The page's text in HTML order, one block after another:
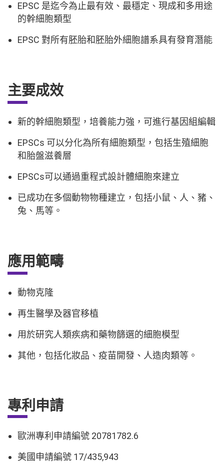
EPSC 是迄今為止最有效、最穩定、現成和多用途
的幹細胞類型
EPSC 對所有胚胎和胚胎外細胞譜系具有發育潛能
主要成效
新的幹細胞類型，培養能力強，可進行基因組編輯
EPSCs 可以分化為所有細胞類型，包括生殖細胞
和胎盤滋養層
EPSCs可以通過重程式設計體細胞來建立
已成功在多個動物物種建立，包括小鼠、人、豬、
兔、馬等。
應用範疇
動物克隆
再生醫學及器官移植
用於研究人類疾病和藥物篩選的細胞模型
其他，包括化妝品、疫苗開發、人造肉類等。
專利申請
歐洲專利申請編號 20781782.6
美國申請編號 17/435,943